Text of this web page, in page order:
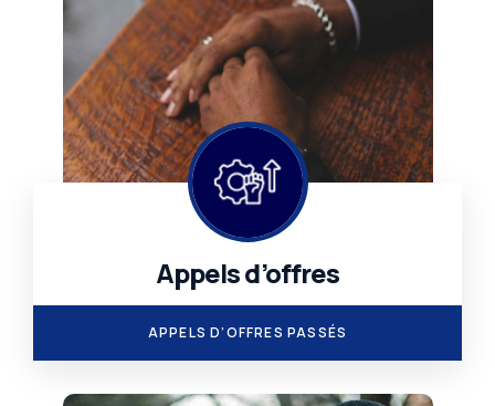
Appels d’offres
.
APPELS D’OFFRES PASSÉS